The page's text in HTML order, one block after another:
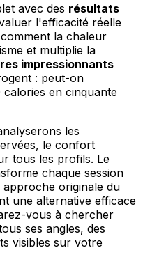
avec des résultats
l'efficacité réelle
la chaleur
et multiplie la
impressionnants
: peut-on
en cinquante
les
le confort
tous les profils. Le
chaque session
originale du
une alternative efficace
vous à chercher
ses angles, des
visibles sur votre